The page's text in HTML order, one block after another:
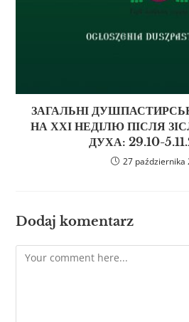
ЗАГАЛЬНІ
НА ХХІ НЕДІЛЮ ПІСЛЯ
ДУХА: 29.10-
27 października
Dodaj komentarz